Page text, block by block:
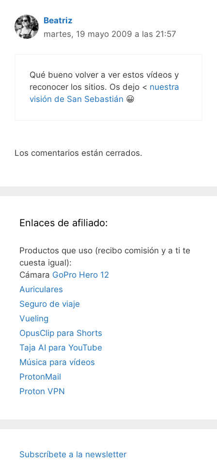
Beatriz
martes, 19 mayo 2009 a las 21:57
Qué bueno volver a ver estos vídeos y
reconocer los sitios. Os dejo < nuestra
visión de San Sebastián 😀
Los comentarios están cerrados.
Enlaces de afiliado:
Productos que uso (recibo comisión y a ti te
cuesta igual):
Cámara GoPro Hero 12
Auriculares
Seguro de viaje
Vueling
OpusClip para Shorts
Taja AI para YouTube
Música para vídeos
ProtonMail
Proton VPN
Subscríbete a la newsletter